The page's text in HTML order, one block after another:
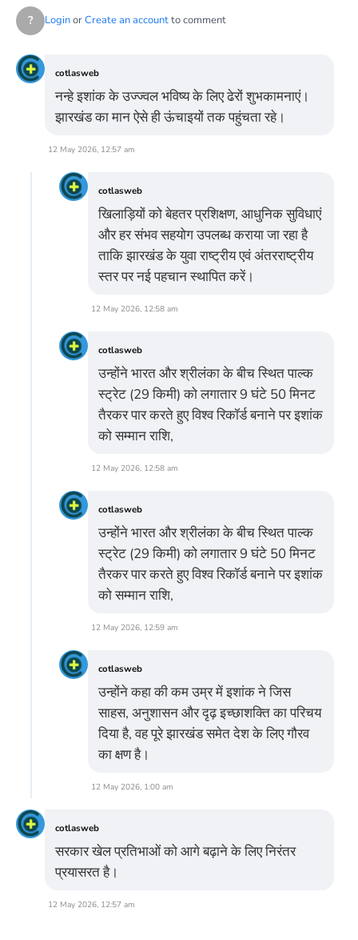
? LoginorCreate an accountto comment
cotlasweb
नन्हे इशांक के उज्ज्वल भविष्य के लिए ढेरों शुभकामनाएं।
झारखंड का मान ऐसे ही ऊंचाइयों तक पहुंचता रहे।
12 May 2026, 12:57 am
cotlasweb
खिलाड़ियों को बेहतर प्रशिक्षण, आधुनिक सुविधाएं
और हर संभव सहयोग उपलब्ध कराया जा रहा है
ताकि झारखंड के युवा राष्ट्रीय एवं अंतरराष्ट्रीय
स्तर पर नई पहचान स्थापित करें।
12 May 2026, 12:58 am
cotlasweb
उन्होंने भारत और श्रीलंका के बीच स्थित पाल्क
स्ट्रेट (29 किमी) को लगातार 9 घंटे 50 मिनट
तैरकर पार करते हुए विश्व रिकॉर्ड बनाने पर इशांक
को सम्मान राशि,
12 May 2026, 12:58 am
cotlasweb
उन्होंने भारत और श्रीलंका के बीच स्थित पाल्क
स्ट्रेट (29 किमी) को लगातार 9 घंटे 50 मिनट
तैरकर पार करते हुए विश्व रिकॉर्ड बनाने पर इशांक
को सम्मान राशि,
12 May 2026, 12:59 am
cotlasweb
उन्होंने कहा की कम उम्र में इशांक ने जिस
साहस, अनुशासन और दृढ़ इच्छाशक्ति का परिचय
दिया है, वह पूरे झारखंड समेत देश के लिए गौरव
का क्षण है।
12 May 2026, 1:00 am
cotlasweb
सरकार खेल प्रतिभाओं को आगे बढ़ाने के लिए निरंतर
प्रयासरत है।
12 May 2026, 12:57 am